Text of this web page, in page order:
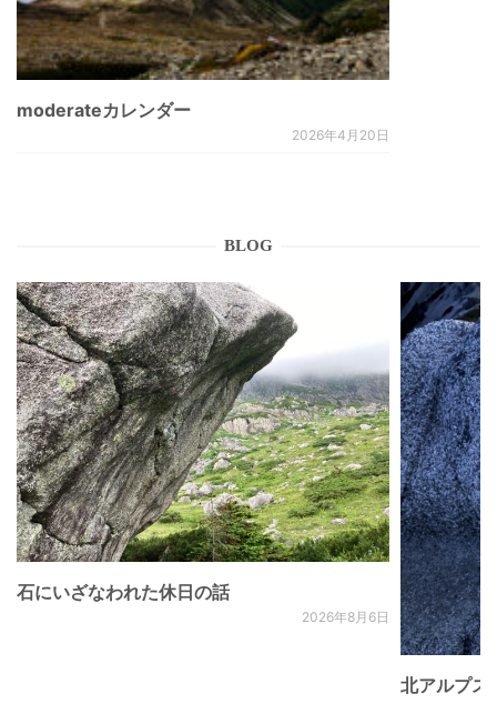
moderateカレンダー
2026年4月20日
BLOG
石にいざなわれた休日の話
2026年8月6日
北アルプ